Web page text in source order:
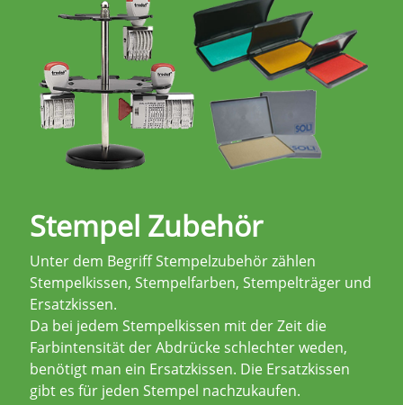
Stempel Zubehör
Unter dem Begriff Stempelzubehör zählen
Stempelkissen, Stempelfarben, Stempelträger und
Ersatzkissen.
Da bei jedem Stempelkissen mit der Zeit die
Farbintensität der Abdrücke schlechter weden,
benötigt man ein Ersatzkissen. Die Ersatzkissen
gibt es für jeden Stempel nachzukaufen.